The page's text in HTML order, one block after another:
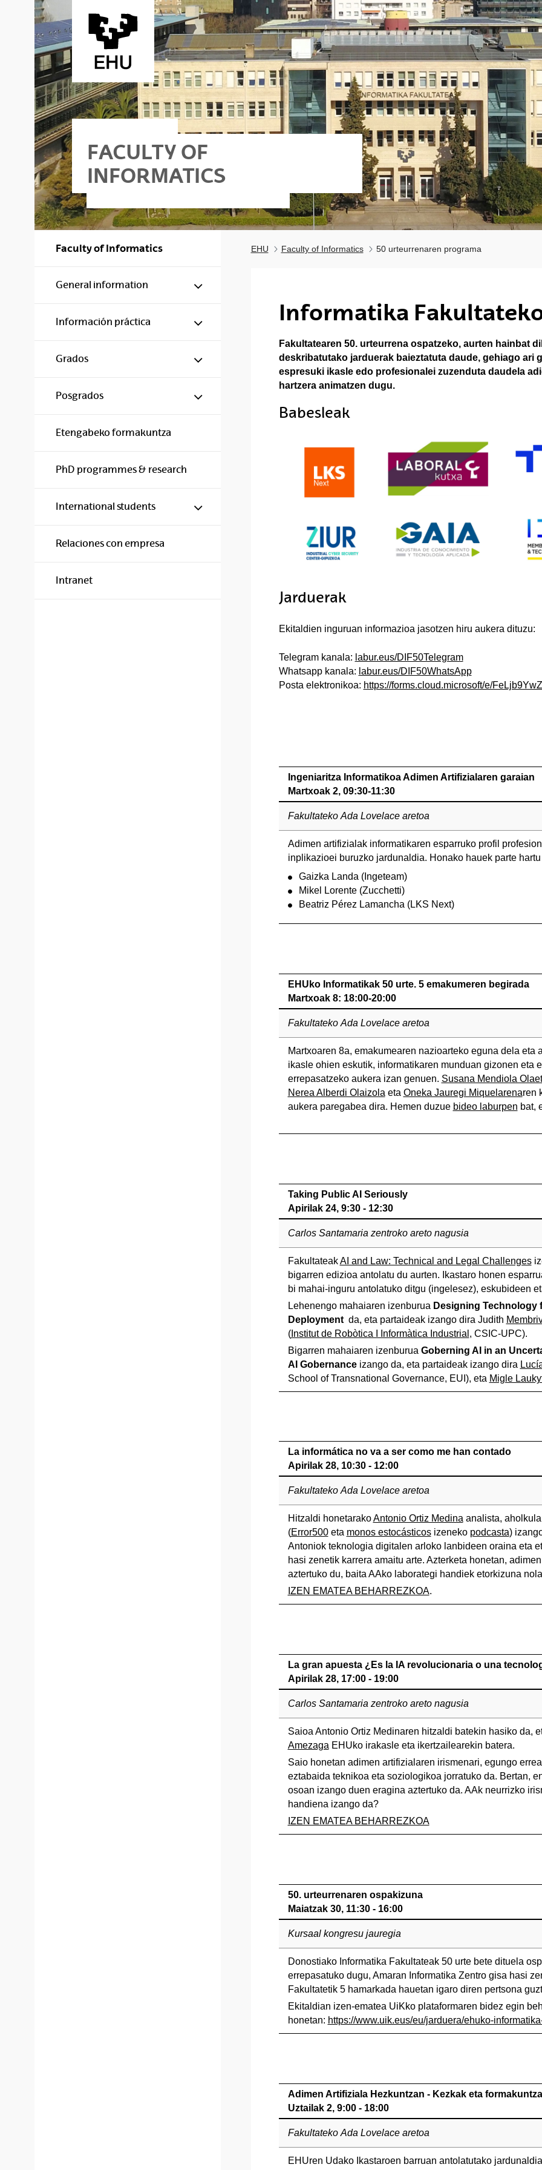
Skip to Main Content
FACULTY OF
INFORMATICS
Faculty of Informatics
General information Show/hide subpages
Información práctica Show/hide subpages
Grados Show/hide subpages
Posgrados Show/hide subpages
Etengabeko formakuntza
PhD programmes & research
International students Show/hide subpages
Relaciones con empresa
Intranet
EHU Faculty of Informatics 50 urteurrenaren programa
Informatika
Fakultatearen 50. urteurrena ospatzeko, aurten hainbat
deskribatutako jarduerak baieztatuta daude, gehiago ari
espresuki ikasle edo profesionalei zuzenduta daudela
hartzera animatzen dugu.
Babesleak
Jarduerak
Ekitaldien inguruan informazioa jasotzen hiru aukera dituzu:
Telegram kanala: labur.eus/DIF50Telegram
Whatsapp kanala: labur.eus/DIF50WhatsApp
Posta elektronikoa: https://forms.cloud.microsoft/e/
Ingeniaritza Informatikoa Adimen Artifizialaren garaian
Martxoak 2, 09:30-11:30
Fakultateko Ada Lovelace aretoa
Adimen artifizialak informatikaren esparruko profil
inplikazioei buruzko jardunaldia. Honako hauek parte hartu
Gaizka Landa (Ingeteam)
Mikel Lorente (Zucchetti)
Beatriz Pérez Lamancha (LKS Next)
EHUko Informatikak 50 urte. 5 emakumeren begirada
Martxoak 8: 18:00-20:00
Fakultateko Ada Lovelace aretoa
Martxoaren 8a, emakumearen nazioarteko eguna dela
ikasle ohien eskutik, informatikaren munduan gizonen eta
errepasatzeko aukera izan genuen. Susana Mendiola
Nerea Alberdi Olaizola eta Oneka Jauregi Miquelarenaren
aukera paregabea dira. Hemen duzue bideo laburpen bat,
Taking Public AI Seriously
Apirilak 24, 9:30 - 12:30
Carlos Santamaria zentroko areto nagusia
FakultateakAI and Law: Technical and Legal Challenges
bigarren edizioa antolatu du aurten. Ikastaro honen
bi mahai-inguru antolatuko ditgu (ingelesez), eskubideen
Lehenengo mahaiaren izenburua Designing Technology
Deployment da, eta partaideak izango dira Judith
(Institut de Robòtica I Informàtica Industrial , CSIC-UPC).
Bigarren mahaiaren izenburua Goberning AI in an
AI Gobernanceizango da, eta partaideak izango dira
School of Transnational Governance, EUI)​, eta Migle
La informática no va a ser como me han contado
Apirilak 28, 10:30 - 12:00
Fakultateko Ada Lovelace aretoa
Hitzaldi honetarakoAntonio Ortiz Medinaanalista,
(Error500eta monos estocásticosizeneko podcasta)
Antoniok teknologia digitalen arloko lanbideen oraina eta
hasi zenetik karrera amaitu arte. Azterketa honetan,
aztertuko du, baita AAko laborategi handiek etorkizuna
IZEN EMATEA BEHARREZKOA.
La gran apuesta ¿Es la IA revolucionaria o una
Apirilak 28, 17:00 - 19:00
Carlos Santamaria zentroko areto nagusia
Saioa Antonio Ortiz Medinaren hitzaldi batekin hasiko da,
Amezaga EHUko irakasle eta ikertzailearekin batera.
Saio honetan adimen artifizialaren irismenari, egungo
eztabaida teknikoa eta soziologikoa jorratuko da. Bertan,
osoan izango duen eragina aztertuko da. AAk neurrizko
handiena izango da?
IZEN EMATEA BEHARREZKOA
50. urteurrenaren ospakizuna
Maiatzak 30, 11:30 - 16:00
Kursaal kongresu jauregia
Donostiako Informatika Fakultateak 50 urte bete dituela
errepasatuko dugu, Amaran Informatika Zentro gisa hasi
Fakultatetik 5 hamarkada hauetan igaro diren pertsona
Ekitaldian izen-ematea UiKko plataformaren bidez egin
honetan: https://www.uik.eus/eu/jarduera/ehuko-
Adimen Artifiziala Hezkuntzan - Kezkak eta
Uztailak 2, 9:00 - 18:00
Fakultateko Ada Lovelace aretoa
EHUren Udako Ikastaroen barruan antolatutako